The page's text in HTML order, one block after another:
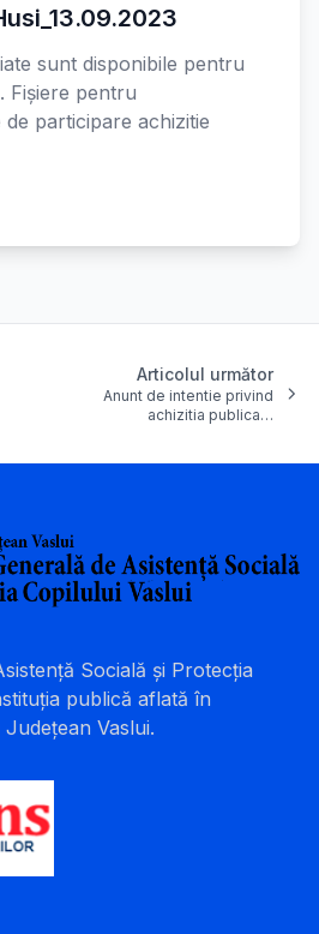
sunt disponibile pentru
Fișiere pentru
participare achizitie
Articolul următor
Anunt de intentie privind
achizitia publica…
Socială și Protecția
publică aflată în
Vaslui.